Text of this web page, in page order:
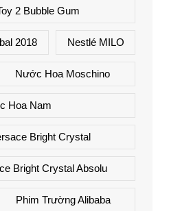
2 Bubble Gum
2018 Nestlé MILO
Nước Hoa Moschino
Hoa Nam
Bright Crystal
Bright Crystal Absolu
Phim Trường Alibaba